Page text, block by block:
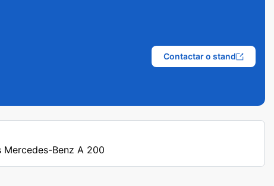
Contactar o stand
Mercedes-Benz A 200